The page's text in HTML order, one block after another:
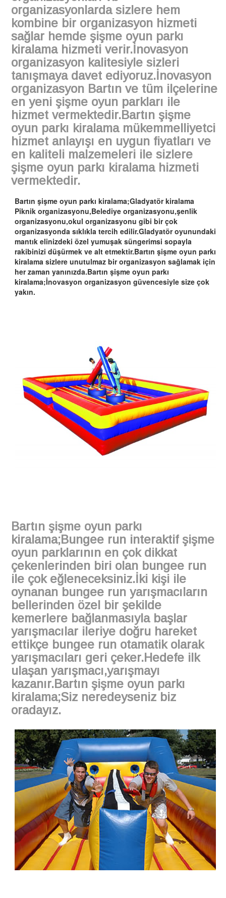
organizasyonlarda sizlere hem
kombine bir organizasyon hizmeti
sağlar hemde şişme oyun parkı
kiralama hizmeti verir.İnovasyon
organizasyon kalitesiyle sizleri
tanışmaya davet ediyoruz.İnovasyon
organizasyon Bartın ve tüm ilçelerine
en yeni şişme oyun parkları ile
hizmet vermektedir.Bartın şişme
oyun parkı kiralama mükemmelliyetci
hizmet anlayışı en uygun fiyatları ve
en kaliteli malzemeleri ile sizlere
şişme oyun parkı kiralama hizmeti
vermektedir.
Bartın şişme oyun parkı kiralama;Gladyatör kiralama
Piknik organizasyonu,Belediye organizasyonu,şenlik
organizasyonu,okul organizasyonu gibi bir çok
organizasyonda sıklıkla tercih edilir.Gladyatör oyunundaki
mantık elinizdeki özel yumuşak süngerimsi sopayla
rakibinizi düşürmek ve alt etmektir.Bartın şişme oyun parkı
kiralama sizlere unutulmaz bir organizasyon sağlamak için
her zaman yanınızda.Bartın şişme oyun parkı
kiralama;İnovasyon organizasyon güvencesiyle size çok
yakın.
Bartın şişme oyun parkı
kiralama;Bungee run interaktif şişme
oyun parklarının en çok dikkat
çekenlerinden biri olan bungee run
ile çok eğleneceksiniz.İki kişi ile
oynanan bungee run yarışmacıların
bellerinden özel bir şekilde
kemerlere bağlanmasıyla başlar
yarışmacılar ileriye doğru hareket
ettikçe bungee run otamatik olarak
yarışmacıları geri çeker.Hedefe ilk
ulaşan yarışmacı,yarışmayı
kazanır.Bartın şişme oyun parkı
kiralama;Siz neredeyseniz biz
oradayız.